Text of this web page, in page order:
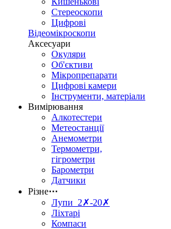
Стереоскопи
Цифрові
Відеомікроскопи
Аксесуари
Окуляри
Об'єктиви
Мікропрепарати
Цифрові камери
Інструменти, матеріали
Вимірювання
Алкотестери
Метеостанції
Анемометри
Термометри,
гігрометри
Барометри
Датчики
Різне⋯
Лупи 2✗-20✗
Ліхтарі
Компаси